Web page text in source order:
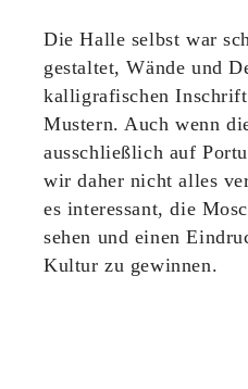
Die Halle selbst war
gestaltet, Wände und
kalligrafischen
Mustern. Auch wenn
ausschließlich auf
wir daher nicht alles
es interessant, die
sehen und einen
Kultur zu gewinnen.